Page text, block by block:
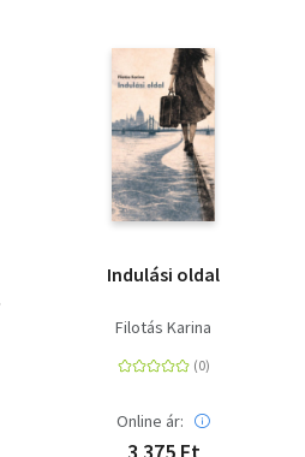
Indulási oldal
Filotás Karina
Online ár: